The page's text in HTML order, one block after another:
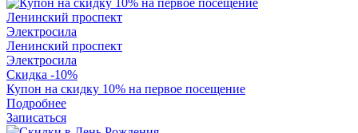
Ленинский проспект
Электросила
Ленинский проспект
Электросила
Скидка -10%
Купон на скидку 10% на первое посещение
Подробнее
Записаться